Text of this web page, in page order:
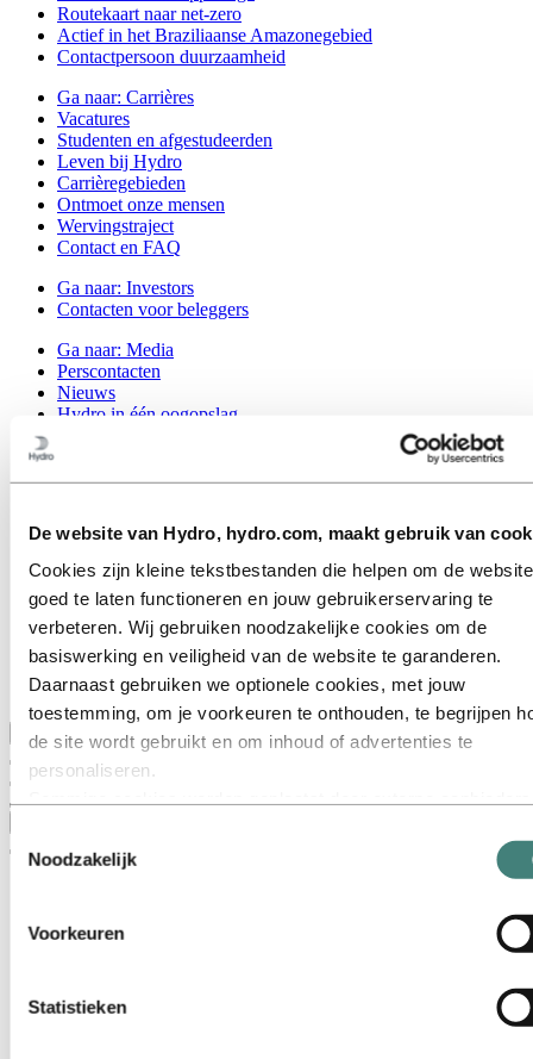
De website van Hydro, hydro.com, maakt gebruik van
Cookies zijn kleine tekstbestanden die helpen om de website
goed te laten functioneren en jouw gebruikerservaring te
verbeteren. Wij gebruiken noodzakelijke cookies om de
basiswerking en veiligheid van de website te garanderen.
Daarnaast gebruiken we optionele cookies, met jouw
toestemming, om je voorkeuren te onthouden, te begrijpen
de site wordt gebruikt en om inhoud of advertenties te
personaliseren.
advertenties. Deze derden kunnen informatie die zij via jouw
gebruik van onze website verzamelen, combineren met
verzameld via jouw gebruik van hun diensten. De derde
is de Verwerkingsverantwoordelijke voor de
die door hun respectieve cookies worden verzameld. In de
Toestemmingsselectie
Noodzakelijk
Voorkeuren
Statistieken
Routekaart naar net-zero
Actief in het Braziliaanse Amazonegebied
Contactpersoon duurzaamheid
Ga naar: Carrières
Vacatures
Studenten en afgestudeerden
Leven bij Hydro
Carrièregebieden
Ontmoet onze mensen
Wervingstraject
Contact en FAQ
Ga naar: Investors
Contacten voor beleggers
Ga naar: Media
Perscontacten
Nieuws
Hydro in één oogopslag
Belangrijke sectoren
Ons doel en onze kernwaarden
Onze strategie
Nederland
België
Luxemburg
Inkoop
Verhalen van Hydro
Terug naar hoofdmenu